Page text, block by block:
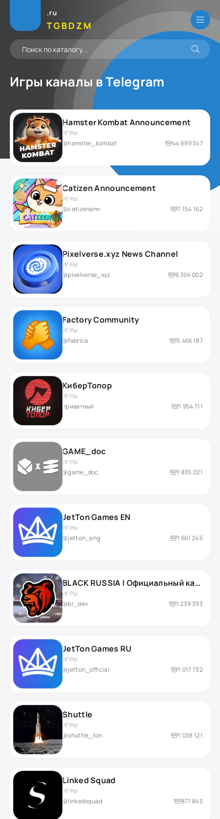
.ru
TGBDZM
Игры каналы вTelegram
Hamster Kombat Announcement
ИГРЫ
@hamster_kombat 44 699 347
Catizen Announcement
ИГРЫ
@catizenann 7 154 162
Pixelverse.xyz News Channel
ИГРЫ
@pixelverse_xyz 6 304 002
Factory Community
ИГРЫ
@fabrica 5 466 187
КиберТопор
ИГРЫ
приватный 1 954 711
GAME_doc
ИГРЫ
@game_doc 1 835 021
JetTon Games EN
ИГРЫ
@jetton_eng 1 661 245
BLACK RUSSIA | Официальный канал
ИГРЫ
@br_dev 1 239 393
JetTon Games RU
ИГРЫ
@jetton_official 1 017 732
Shuttle
ИГРЫ
@shuttle_ton 1 038 121
Linked Squad
ИГРЫ
@linkedsquad 877 843